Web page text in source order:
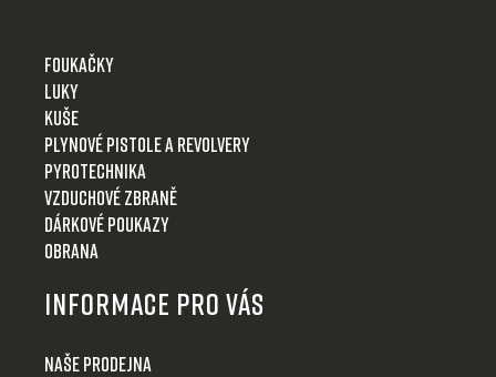
Foukačky
Luky
Kuše
Plynové pistole a revolvery
Pyrotechnika
Vzduchové zbraně
Dárkové poukazy
Obrana
Informace pro Vás
Naše prodejna